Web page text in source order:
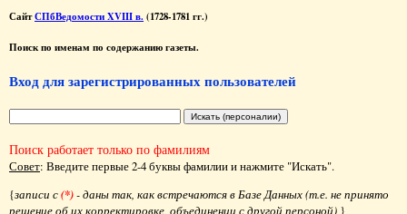
СайтСПбВедомости XVIII в. (1728-1781 гг.)
Поиск по именам по содержанию газеты.
Вход для зарегистрированных пользователей
Поиск работает только по фамилиям
Совет: Введите первые 2-4 буквы фамилии и нажмите "Искать".
{записи с(*)- даны так, как встречаются в Базе Данных (т.е. не принято
решение об их корректировке, объединении с другой персоной) }